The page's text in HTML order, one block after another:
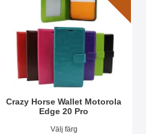
Crazy Horse Wallet Motorola
Edge 20 Pro
Art. nr 42107Välj färg